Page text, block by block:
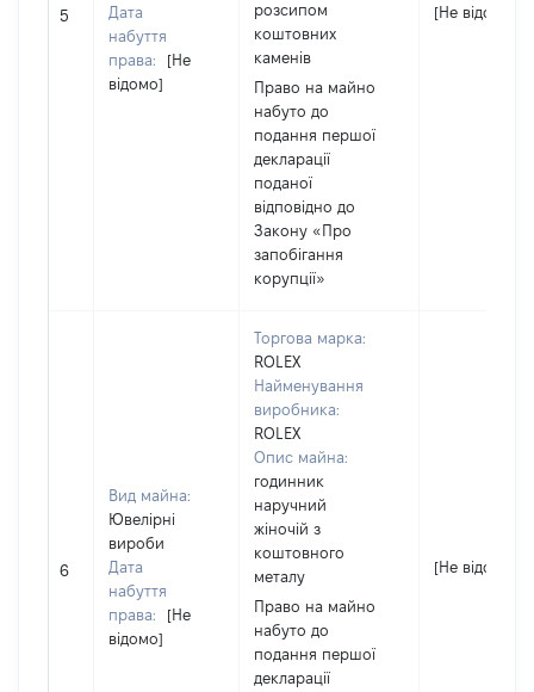
5
Дата
набуття
права:
[Не
відомо]
розсипом
коштовних
каменів
Право на майно
набуто до
подання першої
декларації
поданої
відповідно до
Закону «Про
запобігання
корупції»
[Не відомо]
6
Вид майна:
Ювелірні
вироби
Дата
набуття
права:
[Не
відомо]
Торгова марка:
ROLEX
Найменування
виробника:
ROLEX
Опис майна:
годинник
наручний
жіночій з
коштовного
металу
Право на майно
набуто до
подання першої
декларації
[Не відомо]